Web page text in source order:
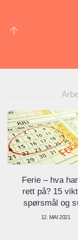
Ferie – hva
rett på? 15
spørsmål og
12. MAI 2021